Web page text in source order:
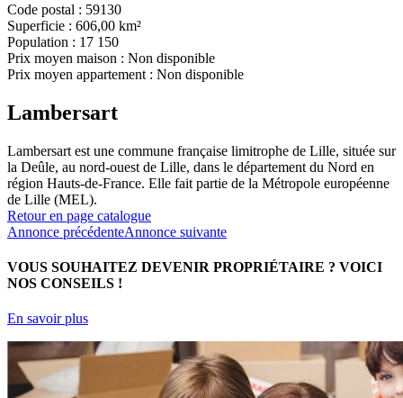
Code postal : 59130
Superficie : 606,00 km²
Population : 17 150
Prix moyen maison : Non disponible
Prix moyen appartement : Non disponible
Lambersart
Lambersart est une commune française limitrophe de Lille, située sur
la Deûle, au nord-ouest de Lille, dans le département du Nord en
région Hauts-de-France. Elle fait partie de la Métropole européenne
de Lille (MEL).
Retour en page catalogue
Annonce précédenteAnnonce suivante
VOUS SOUHAITEZ DEVENIR PROPRIÉTAIRE ? VOICI
NOS CONSEILS !
En savoir plus